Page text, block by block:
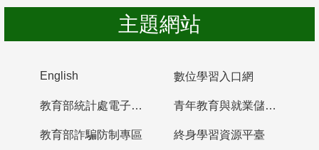
主題網站
English 數位學習入口網
教育部統計處電子書櫃 青年教育與就業儲蓄帳戶
教育部詐騙防制專區 終身學習資源平臺